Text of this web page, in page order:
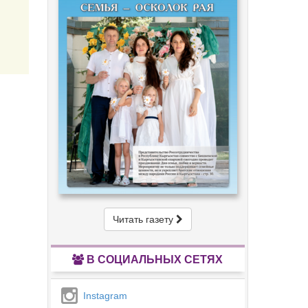
Читать газету
В СОЦИАЛЬНЫХ СЕТЯХ
Instagram